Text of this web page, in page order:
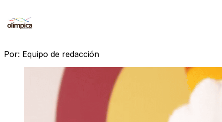
Por: Equipo de redacción